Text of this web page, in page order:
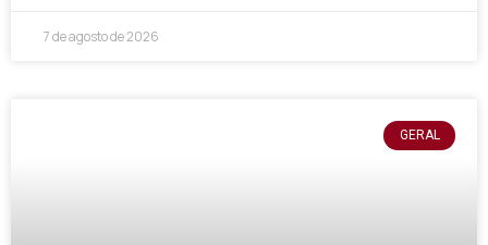
7 de agosto de 2026
GERAL